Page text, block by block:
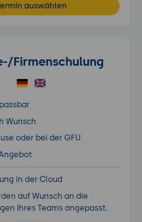
auswählen
Firmenschulung
Wunsch
oder bei der GFU
in der Cloud
auf Wunsch an die
Ihres Teams angepasst.